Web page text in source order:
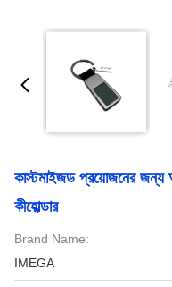
কাস্টমাইজড প্রয়োজনের
কীহোল্ডার
Brand Name:
IMEGA